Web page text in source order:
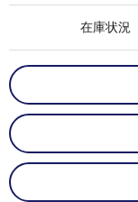
在庫状況